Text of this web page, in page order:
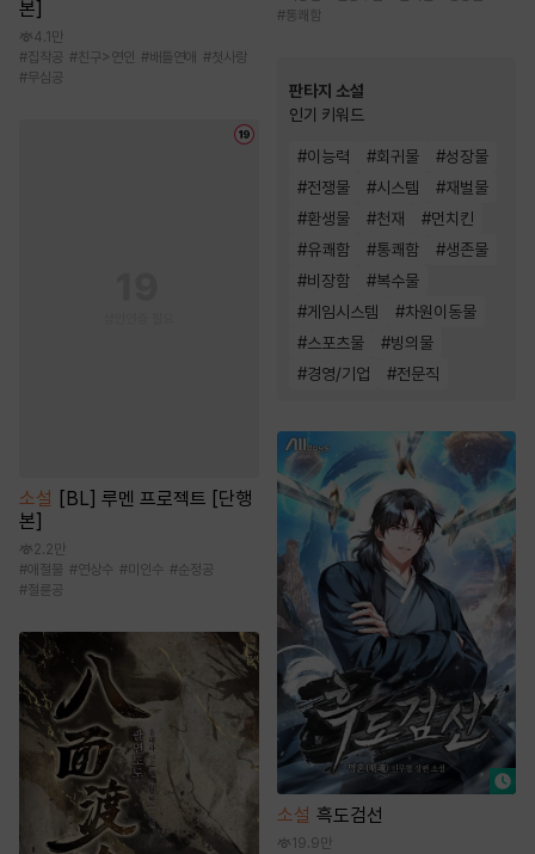
본]
4.1만
#집착공 #친구>연인 #배틀연애 #첫사랑
#무심공
소설
[BL] 루멘 프로젝트 [단행
본]
2.2만
#애절물 #연상수 #미인수 #순정공
#절륜공
#통쾌함
판타지 소설
인기 키워드
#이능력 #회귀물 #성장물
#전쟁물 #시스템 #재벌물
#환생물 #천재 #먼치킨
#유쾌함 #통쾌함 #생존물
#비장함 #복수물
#게임시스템 #차원이동물
#스포츠물 #빙의물
#경영/기업 #전문직
소설 흑도검선
19.9만